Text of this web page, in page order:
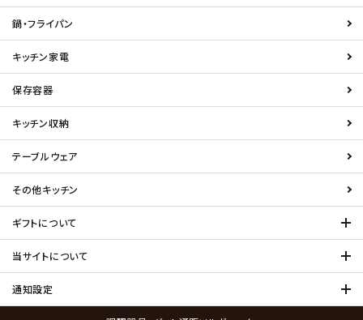
鍋・フライパン
キッチン家電
保存容器
キッチン収納
テーブルウェア
その他キッチン
ギフトについて
当サイトについて
通知設定